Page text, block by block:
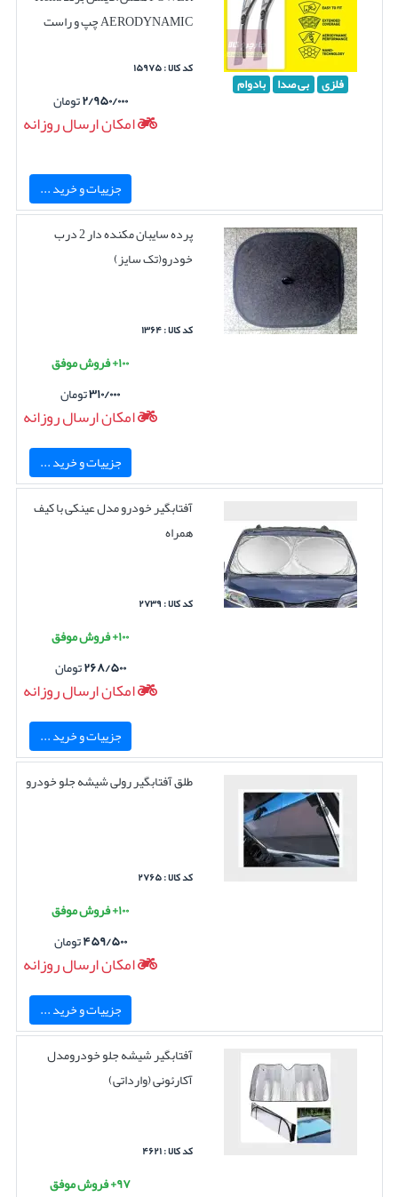
فلزی بی صدا بادوام
AERODYNAMIC چپ و راست
کد کالا : ۱۵۹۷۵
۲/۹۵۰/۰۰۰تومان
امکان ارسال روزانه
جزییات و خرید ...
پرده سایبان مکنده دار 2 درب
خودرو(تک سایز)
کد کالا : ۱۳۶۴
۱۰۰+ فروش موفق
۳۱۰/۰۰۰تومان
امکان ارسال روزانه
جزییات و خرید ...
آفتابگیر خودرو مدل عینکی با کیف
همراه
کد کالا : ۲۷۳۹
۱۰۰+ فروش موفق
۲۶۸/۵۰۰تومان
امکان ارسال روزانه
جزییات و خرید ...
طلق آفتابگیر رولی شیشه جلو خودرو
کد کالا : ۲۷۶۵
۱۰۰+ فروش موفق
۴۵۹/۵۰۰تومان
امکان ارسال روزانه
جزییات و خرید ...
آفتابگیر شیشه جلو خودرومدل
آکارئونی (وارداتی)
کد کالا : ۴۶۲۱
۹۷+ فروش موفق